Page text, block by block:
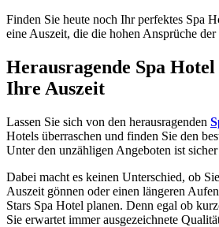
Finden Sie heute noch Ihr perfektes Spa
eine Auszeit, die die hohen Ansprüche
Herausragende Spa
Ihre Auszeit
Lassen Sie sich von den herausragenden
Hotels überraschen und finden Sie den
Unter den unzähligen Angeboten ist
Dabei macht es keinen Unterschied, ob
Auszeit gönnen oder einen längeren
Stars Spa Hotel planen. Denn egal ob
Sie erwartet immer ausgezeichnete